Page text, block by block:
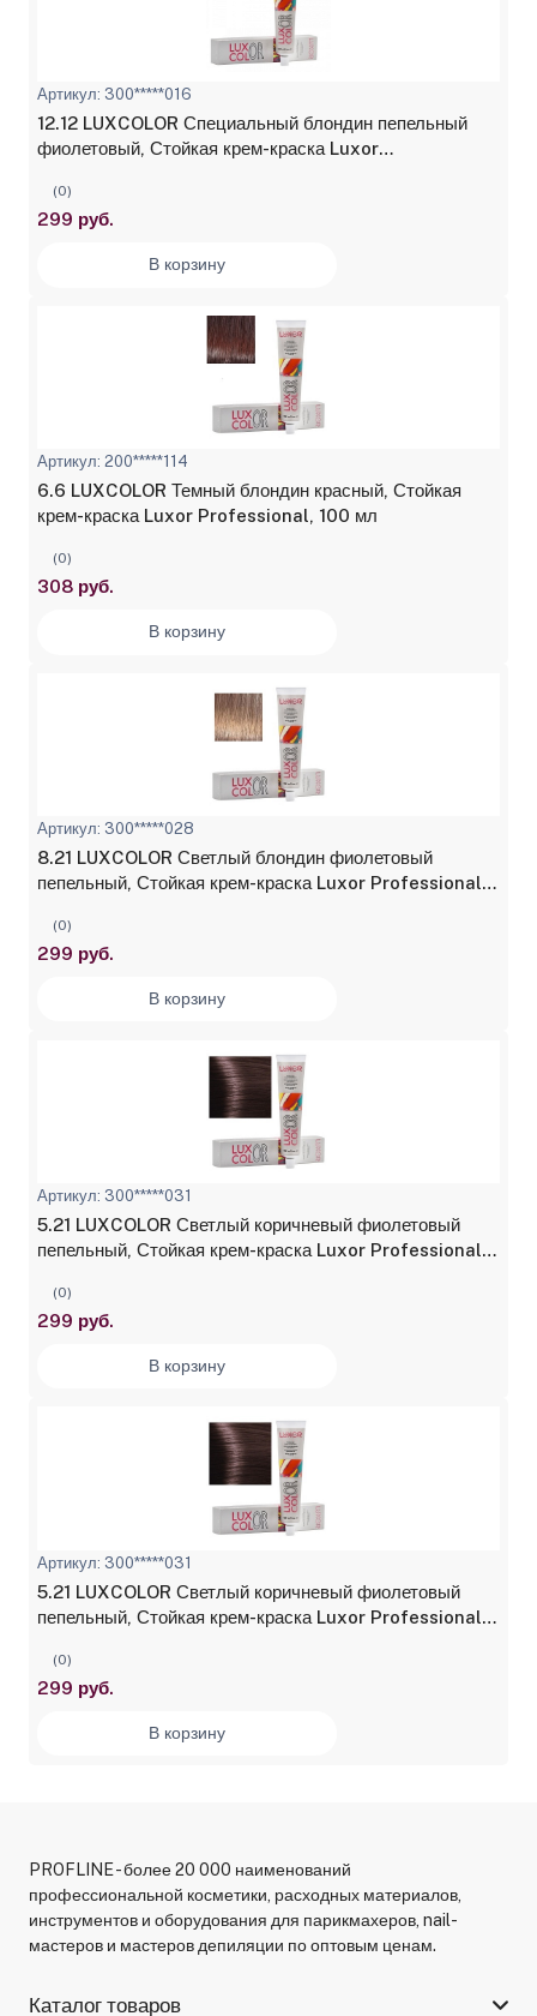
Артикул: 300*****016
12.12 LUXCOLOR Специальный блондин пепельный
фиолетовый, Стойкая крем-краска Luxor
БОЛГАРИЯ)
(0)
299 руб.
В корзину
Артикул: 200*****114
6.6 LUXCOLOR Темный блондин красный, Стойкая
крем-краска Luxor Professional, 100 мл
(0)
308 руб.
В корзину
Артикул: 300*****028
8.21 LUXCOLOR Светлый блондин фиолетовый
пепельный, Стойкая крем-краска Luxor Professional,
(0)
299 руб.
В корзину
Артикул: 300*****031
5.21 LUXCOLOR Светлый коричневый фиолетовый
пепельный, Стойкая крем-краска Luxor Professional,
(0)
299 руб.
В корзину
Артикул: 300*****031
5.21 LUXCOLOR Светлый коричневый фиолетовый
пепельный, Стойкая крем-краска Luxor Professional,
(0)
299 руб.
В корзину
PROFLINE - более 20 000 наименований
профессиональной косметики, расходных материалов,
инструментов и оборудования для парикмахеров, nail-
мастеров и мастеров депиляции по оптовым ценам.
Каталог товаров